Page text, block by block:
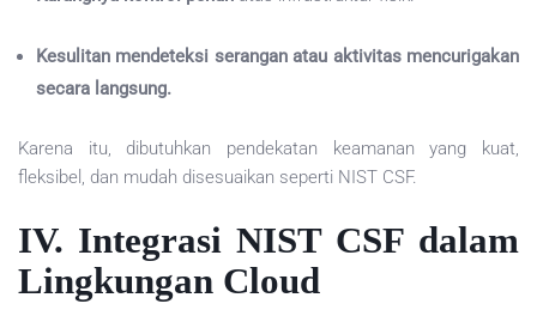
Kesulitan mendeteksi serangan atau aktivitas mencurigakan
secara langsung.
Karena itu, dibutuhkan pendekatan keamanan yang kuat,
fleksibel, dan mudah disesuaikan seperti NIST CSF.
IV. Integrasi NIST CSF dalam
Lingkungan Cloud